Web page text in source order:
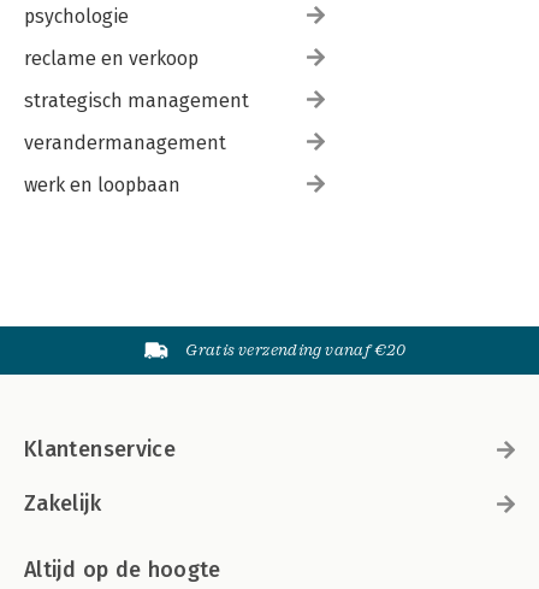
psychologie
reclame en verkoop
strategisch management
verandermanagement
werk en loopbaan
Gratis verzending vanaf €20
Klantenservice
Zakelijk
Altijd op de hoogte